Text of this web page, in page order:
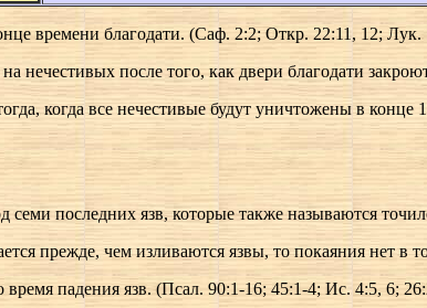
времени благодати. (Саф. 2:2; Откр. 22:11, 12; Лук.
нечестивых после того, как двери благодати
когда все нечестивые будут уничтожены в
семи последних язв, которые также называются
прежде, чем изливаются язвы, то покаяния нет
падения язв. (Псал. 90:1-16; 45:1-4; Ис. 4:5, 6;